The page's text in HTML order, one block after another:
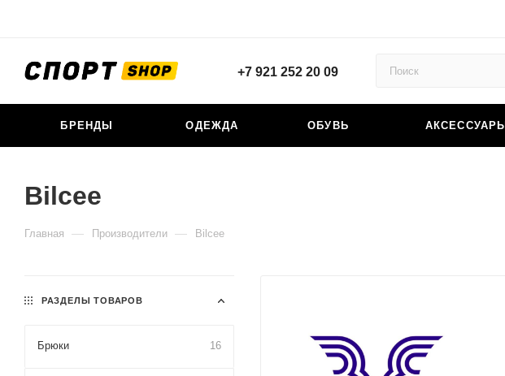
+7 921 252 20 09
БРЕНДЫ ОДЕЖДА ОБУВЬ АКСЕССУАРЫ
Bilcee
Главная — Производители — Bilcee
РАЗДЕЛЫ ТОВАРОВ
Брюки 16